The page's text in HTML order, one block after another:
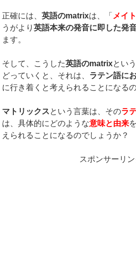
正確には、英語のmatrixは、「 メイ
うがより英語本来の発音に即した発
ます。
そして、こうした英語のmatrixとい
どっていくと、それは、 ラテン語に
に行き着くと考えられることになるの
マトリックスという言葉は、そのラ
は、具体的にどのような意味と由来
えられることになるのでしょうか？
スポンサーリン